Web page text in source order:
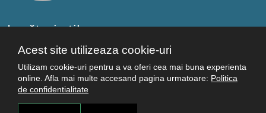
Acest site utilizeaza cookie-uri
Utilizam cookie-uri pentru a va oferi cea mai buna experienta
online. Afla mai multe accesand pagina urmatoare: Politica
de confidentialitate
Legături utile
Studenţi
Facultăţi
Cercetare
Termeni şi condiţii
Politica de confidenţialitate